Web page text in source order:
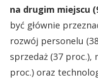
na drugim miejscu
być głównie
rozwój personelu
sprzedaż (37 proc.),
proc.) oraz